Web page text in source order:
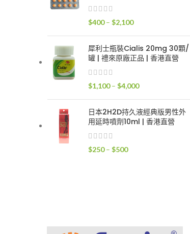
$2,000
$400 – $2,100價
範
圍：
$2,100
犀利士瓶裝Cialis 20mg 30顆/
罐 | 禮來原廠正品 | 香港直營
$1,100 – $4,000價
範
圍：
日本2H2D持久液經典版男性外
用延時噴劑10ml | 香港直營
$250 – $500價